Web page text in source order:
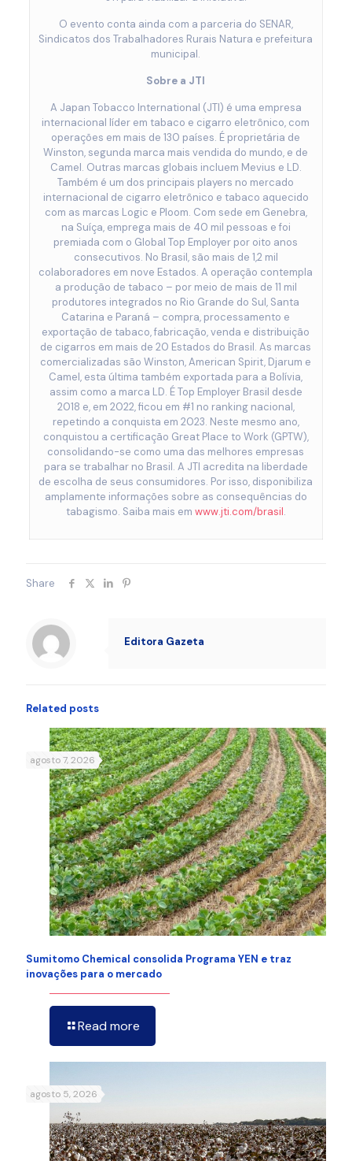
O evento conta ainda com a parceria do SENAR,
Sindicatos dos Trabalhadores Rurais Natura e prefeitura
municipal.
Sobre a JTI
A Japan Tobacco International (JTI) é uma empresa
internacional líder em tabaco e cigarro eletrônico, com
operações em mais de 130 países. É proprietária de
Winston, segunda marca mais vendida do mundo, e de
Camel. Outras marcas globais incluem Mevius e LD.
Também é um dos principais players no mercado
internacional de cigarro eletrônico e tabaco aquecido
com as marcas Logic e Ploom. Com sede em Genebra,
na Suíça, emprega mais de 40 mil pessoas e foi
premiada com o Global Top Employer por oito anos
consecutivos. No Brasil, são mais de 1,2 mil
colaboradores em nove Estados. A operação contempla
a produção de tabaco – por meio de mais de 11 mil
produtores integrados no Rio Grande do Sul, Santa
Catarina e Paraná – compra, processamento e
exportação de tabaco, fabricação, venda e distribuição
de cigarros em mais de 20 Estados do Brasil. As marcas
comercializadas são Winston, American Spirit, Djarum e
Camel, esta última também exportada para a Bolívia,
assim como a marca LD. É Top Employer Brasil desde
2018 e, em 2022, ficou em #1 no ranking nacional,
repetindo a conquista em 2023. Neste mesmo ano,
conquistou a certificação Great Place to Work (GPTW),
consolidando-se como uma das melhores empresas
para se trabalhar no Brasil. A JTI acredita na liberdade
de escolha de seus consumidores. Por isso, disponibiliza
amplamente informações sobre as consequências do
tabagismo. Saiba mais em www.jti.com/brasil.
Share
Editora Gazeta
Related posts
agosto 7, 2026
Sumitomo Chemical consolida Programa YEN e traz
inovações para o mercado
Read more
agosto 5, 2026